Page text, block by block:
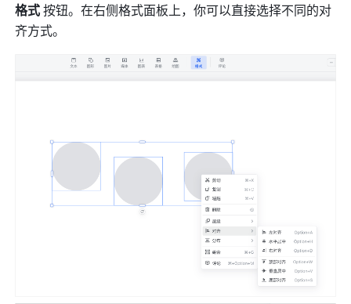
格式 按钮。在右侧格式面板上，你可以直接选择不同的对
齐方式。